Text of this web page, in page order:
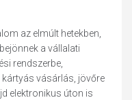
az elmúlt hetekben,
a vállalati
rendszerbe,
vásárlás, jövőre
elektronikus úton is